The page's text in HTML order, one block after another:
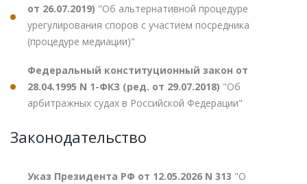
от 26.07.2019) "Об альтернативной процедуре
урегулирования споров с участием посредника
(процедуре медиации)"
Федеральный конституционный закон от
28.04.1995 N 1-ФКЗ (ред. от 29.07.2018) "Об
арбитражных судах в Российской Федерации"
Законодательство
Указ Президента РФ от 12.05.2026 N 313 "О